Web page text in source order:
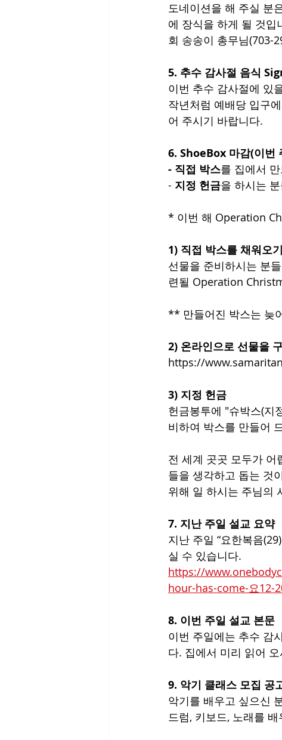
도네이션을 해 주실 분
에 장식을 하게 될 것입
회 송송이 총무님(703-
5. 추수 감사절 음식
이번 추수 감사절에 있
작년처럼 예배당 입구
어 주시기 바랍니다.
6. ShoeBox 마감(이번
- 직접 박스를 집에서
- 지정 헌금을 하시는
* 이번 해 Operation
1) 직접 박스를 채워오기
선물을 준비하시는 분
련될 Operation
** 만들어진 박스는 늦
2) 온라인으로 선물을
https://
3) 지정 헌금
헌금봉투에 "슈박스(지
비하여 박스를 만들어
전 세계 곳곳 모두가 어
들을 생각하고 돕는 것
위해 일 하시는 주님의
7. 지난 주일 설교 요약
지난 주일 “요한복음
실 수 있습니다.
https://
hour-has-come-요12-
8. 이번 주일 설교 본문
이번 주일에는 추수 감
다. 집에서 미리 읽어
9. 악기 클래스 모집 공
악기를 배우고 싶으신
드럼, 키보드, 노래를